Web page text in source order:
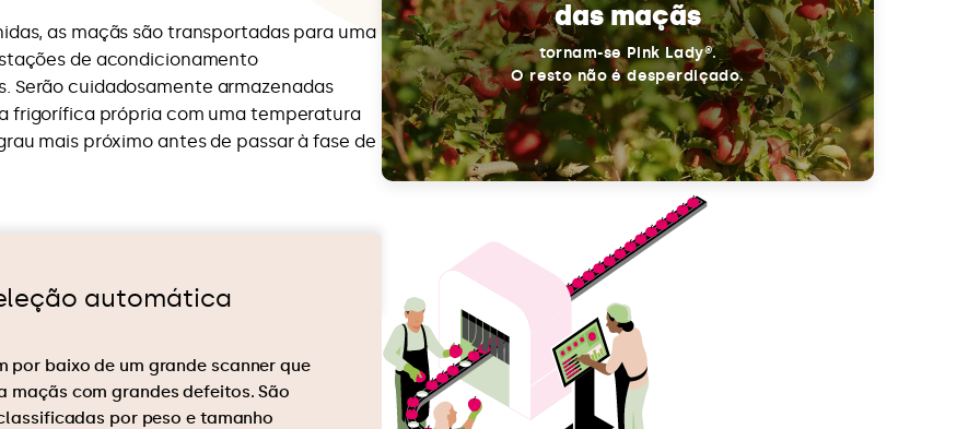
as maçãs são transportadas para uma
de acondicionamento
Serão cuidadosamente armazenadas
frigorífica própria com uma temperatura
mais próximo antes de passar à fase de
das maçãs
tornam-se Pink Lady®.
O resto não é desperdiçado.
automática
por baixo de um grande scanner que
maçãs com grandes defeitos. São
por peso e tamanho